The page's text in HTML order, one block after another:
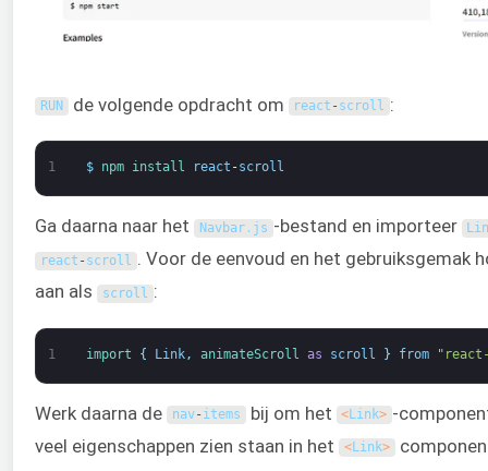
RUN de volgende opdracht om react - scroll :
1 $ npm install react -scroll
Ga daarna naar het Navbar. js -bestand en importeer
react - scroll . Voor de eenvoud en het gebruiksgemak
aan als
scroll :
1 import { Link, animateScroll as scroll } from
Werk daarna de nav- items bij om het <Link> -
veel eigenschappen zien staan in het
<Link>